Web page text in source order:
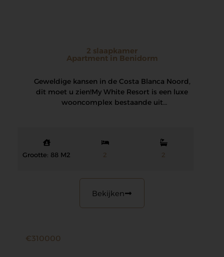
2 slaapkamer
Apartment in Benidorm
Geweldige kansen in de Costa Blanca Noord,
dit moet u zien! My White Resort is een luxe
wooncomplex bestaande uit
Grootte: 88 M2 2 2
Bekijken
€310000